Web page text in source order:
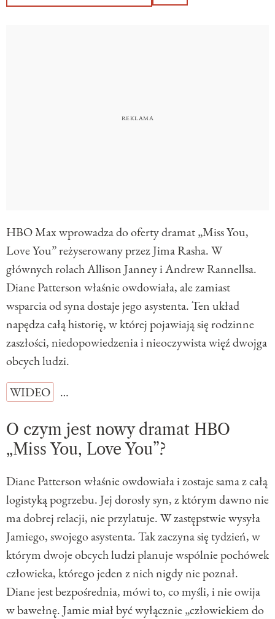
HBO Max wprowadza do oferty dramat „Miss You,
Love You” reżyserowany przez Jima Rasha. W
głównych rolach Allison Janney i Andrew Rannellsa.
Diane Patterson właśnie owdowiała, ale zamiast
wsparcia od syna dostaje jego asystenta. Ten układ
napędza całą historię, w której pojawiają się rodzinne
zaszłości, niedopowiedzenia i nieoczywista więź dwojga
obcych ludzi.
WIDEO
…
O czym jest nowy dramat HBO
„Miss You, Love You”?
Diane Patterson właśnie owdowiała i zostaje sama z całą
logistyką pogrzebu. Jej dorosły syn, z którym dawno nie
ma dobrej relacji, nie przylatuje. W zastępstwie wysyła
Jamiego, swojego asystenta. Tak zaczyna się tydzień, w
którym dwoje obcych ludzi planuje wspólnie pochówek
człowieka, którego jeden z nich nigdy nie poznał.
Diane jest bezpośrednia, mówi to, co myśli, i nie owija
w bawełnę. Jamie miał być wyłącznie „człowiekiem do